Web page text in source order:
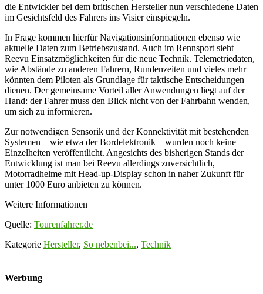
die Entwickler bei dem britischen Hersteller nun verschiedene Daten
im Gesichtsfeld des Fahrers ins Visier einspiegeln.
In Frage kommen hierfür Navigationsinformationen ebenso wie
aktuelle Daten zum Betriebszustand. Auch im Rennsport sieht
Reevu Einsatzmöglichkeiten für die neue Technik. Telemetriedaten,
wie Abstände zu anderen Fahrern, Rundenzeiten und vieles mehr
könnten dem Piloten als Grundlage für taktische Entscheidungen
dienen. Der gemeinsame Vorteil aller Anwendungen liegt auf der
Hand: der Fahrer muss den Blick nicht von der Fahrbahn wenden,
um sich zu informieren.
Zur notwendigen Sensorik und der Konnektivität mit bestehenden
Systemen – wie etwa der Bordelektronik – wurden noch keine
Einzelheiten veröffentlicht. Angesichts des bisherigen Stands der
Entwicklung ist man bei Reevu allerdings zuversichtlich,
Motorradhelme mit Head-up-Display schon in naher Zukunft für
unter 1000 Euro anbieten zu können.
Weitere Informationen
Quelle: Tourenfahrer.de
Kategorie Hersteller, So nebenbei..., Technik
Werbung